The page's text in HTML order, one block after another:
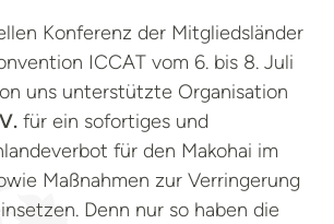
Konferenz der Mitgliedsländer
ICCAT vom 6. bis 8. Juli
uns unterstützte Organisation
für ein sofortiges und
für den Makohai im
Maßnahmen zur Verringerung
Denn nur so haben die